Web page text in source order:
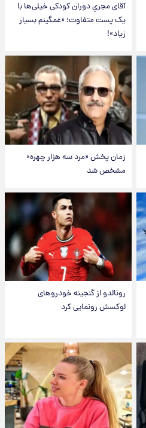
آقای مجریِ دوران کودکی خیلی‌ها با
یک پست متفاوت؛ «غمگینم بسیار
زیاد»!
زمان پخش «مرد سه هزار چهره»
مشخص شد
رونالدو از گنجینه خودروهای
لوکسش رونمایی کرد